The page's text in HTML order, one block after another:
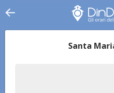
Santa